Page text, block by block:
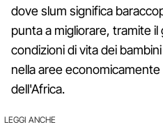
dove slum significa
punta a migliorare, tramite
condizioni di vita dei
nella aree
dell'Africa.
LEGGI ANCHE